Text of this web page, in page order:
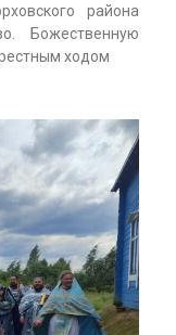
района
Божественную
ходом